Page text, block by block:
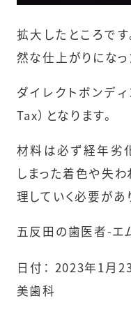
拡大したところで
然な仕上がりになっ
ダイレクトボンデ
Tax）となります。
材料は必ず経年劣
しまった着色や失
理していく必要があ
五反田の歯医者-エ
日付： 2023年1月
美歯科